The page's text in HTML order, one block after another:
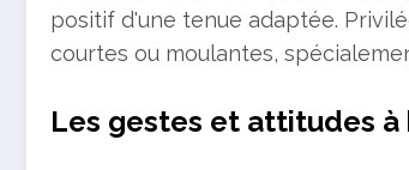
positif d'une tenue adaptée.
courtes ou moulantes,
Les gestes et attitudes